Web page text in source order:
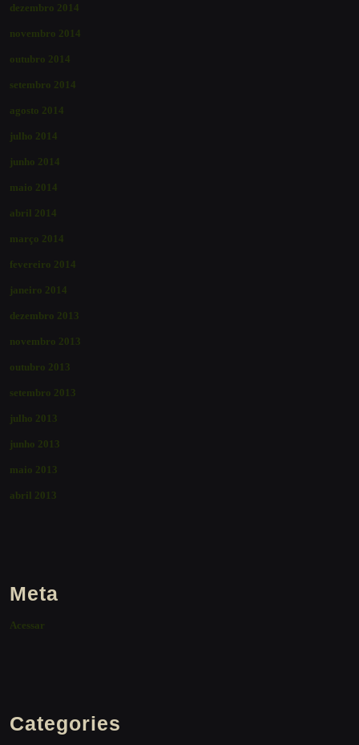
dezembro 2014
novembro 2014
outubro 2014
setembro 2014
agosto 2014
julho 2014
junho 2014
maio 2014
abril 2014
março 2014
fevereiro 2014
janeiro 2014
dezembro 2013
novembro 2013
outubro 2013
setembro 2013
julho 2013
junho 2013
maio 2013
abril 2013
Meta
Acessar
Categories